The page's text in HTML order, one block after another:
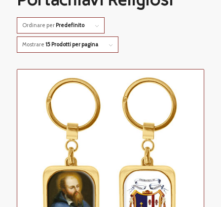
Ordinare per Predefinito
Mostrare 15 Prodotti per pagina